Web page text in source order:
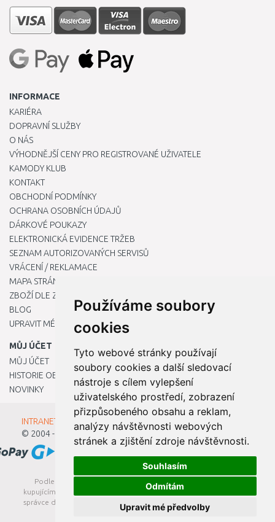
Používáme soubory
cookies
Tyto webové stránky používají
soubory cookies a další sledovací
nástroje s cílem vylepšení
uživatelského prostředí, zobrazení
přizpůsobeného obsahu a reklam,
analýzy návštěvnosti webových
stránek a zjištění zdroje návštěvnosti.
Souhlasím
Odmítám
Upravit mé předvolby
INFORMACE
KARIÉRA
DOPRAVNÍ SLUŽBY
O NÁS
VÝHODNĚJŠÍ CENY PRO REGISTROVANÉ UŽIVATELE
KAMODY KLUB
KONTAKT
OBCHODNÍ PODMÍNKY
OCHRANA OSOBNÍCH ÚDAJŮ
DÁRKOVÉ POUKAZY
ELEKTRONICKÁ EVIDENCE TRŽEB
SEZNAM AUTORIZOVANÝCH SERVISŮ
VRÁCENÍ / REKLAMACE
MAPA STRÁNKY
ZBOŽÍ DLE ZNAČEK
BLOG
UPRAVIT MÉ PŘEDVOLBY COOKIES
MŮJ ÚČET
MŮJ ÚČET
HISTORIE OBJEDNÁVEK
NOVINKY
INTRANET - Přihlášení pro zaměstnance
© 2004 - 2026
Kamody s.r.o.
Podle zákona o evidenci tržeb je prodávající povinen vystavit
kupujícímu účtenku. Zároveň je povinen zaevidovat přijatou tržbu u
správce daně online; v případě technického výpadku pak nejpozději
do 48 hodin.